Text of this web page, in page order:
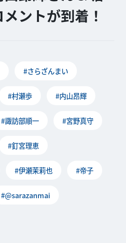
ントが到着！
#さらざんまい
#村瀬歩 #内山昂輝
#諏訪部順一 #宮野真守
#釘宮理恵
#伊瀬茉莉也 #帝子
#@sarazanmai